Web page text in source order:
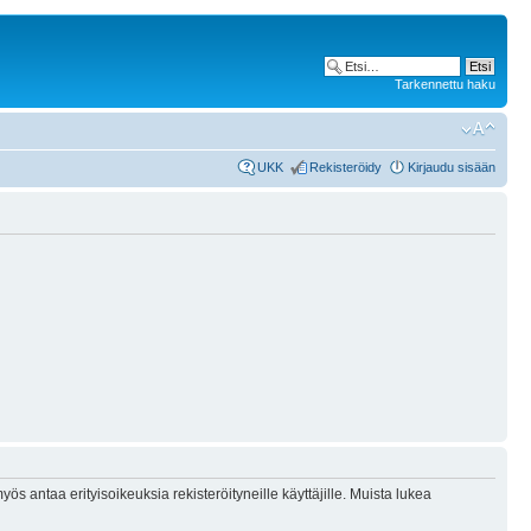
Tarkennettu haku
UKK Rekisteröidy Kirjaudu sisään
antaa erityisoikeuksia rekisteröityneille käyttäjille. Muista lukea